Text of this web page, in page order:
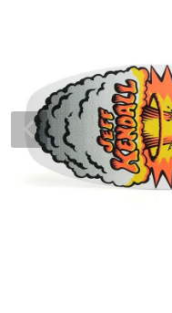
7.8inch
7.9inch
7.9inch
8.0inch
57mm
58mm
ボーンズ XF（エック
ボーンズ STF（エス
パウエルペラルタ DF
デッキテープ
ボルト
24.5cm
25cm
シューレース・その他
トレーナー・セーター
パンツ
ショーツ
INFO
スケートパーク情報
プライバシーポリシー
特定商取引法に基づく